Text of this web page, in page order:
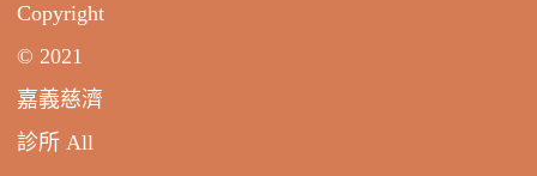
Copyright
© 2021
嘉義慈濟
診所 All